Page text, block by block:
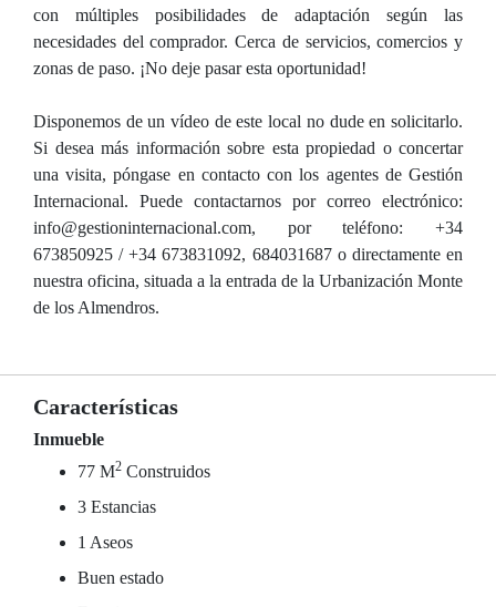
con múltiples posibilidades de adaptación según las
necesidades del comprador. Cerca de servicios, comercios y
zonas de paso. ¡No deje pasar esta oportunidad!
Disponemos de un vídeo de este local no dude en solicitarlo.
Si desea más información sobre esta propiedad o concertar
una visita, póngase en contacto con los agentes de Gestión
Internacional. Puede contactarnos por correo electrónico:
info@gestioninternacional.com, por teléfono: +34
673850925 / +34 673831092, 684031687 o directamente en
nuestra oficina, situada a la entrada de la Urbanización Monte
de los Almendros.
Características
Inmueble
77 M2 Construidos
3 Estancias
1 Aseos
Buen estado